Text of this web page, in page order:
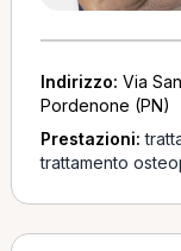
Indirizzo: Via
Pordenone (PN)
Prestazioni:
trattamento